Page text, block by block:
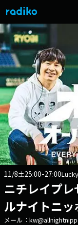
11/8土25:00-27:00
ニチレイプ
ルナイトニッ
メール：